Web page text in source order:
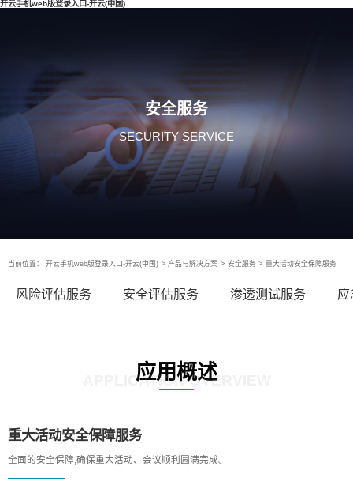
开云手机web版登录入口-开云(中国)
安全服务
SECURITY SERVICE
当前位置： 开云手机web版登录入口-开云(中国) > 产品与解决方案 > 安全服务 > 重大活动安全保障服务
风险评估服务 安全评估服务 渗透测试服务 应
应用概述
APPLICATION OVERVIEW
重大活动安全保障服务
全面的安全保障,确保重大活动、会议顺利圆满完成。